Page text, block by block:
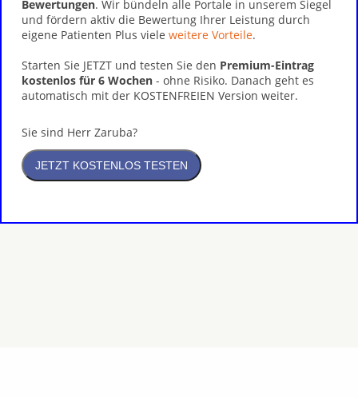
Bewertungen. Wir bündeln alle Portale in unserem Siegel
und fördern aktiv die Bewertung Ihrer Leistung durch
eigene Patienten Plus viele weitere Vorteile.
Starten Sie JETZT und testen Sie den Premium-Eintrag
kostenlos für 6 Wochen - ohne Risiko. Danach geht es
automatisch mit der KOSTENFREIEN Version weiter.
Sie sind Herr Zaruba?